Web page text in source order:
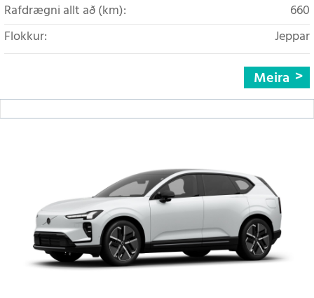
Rafdrægni allt að (km):
660
Flokkur:
Jeppar
Meira